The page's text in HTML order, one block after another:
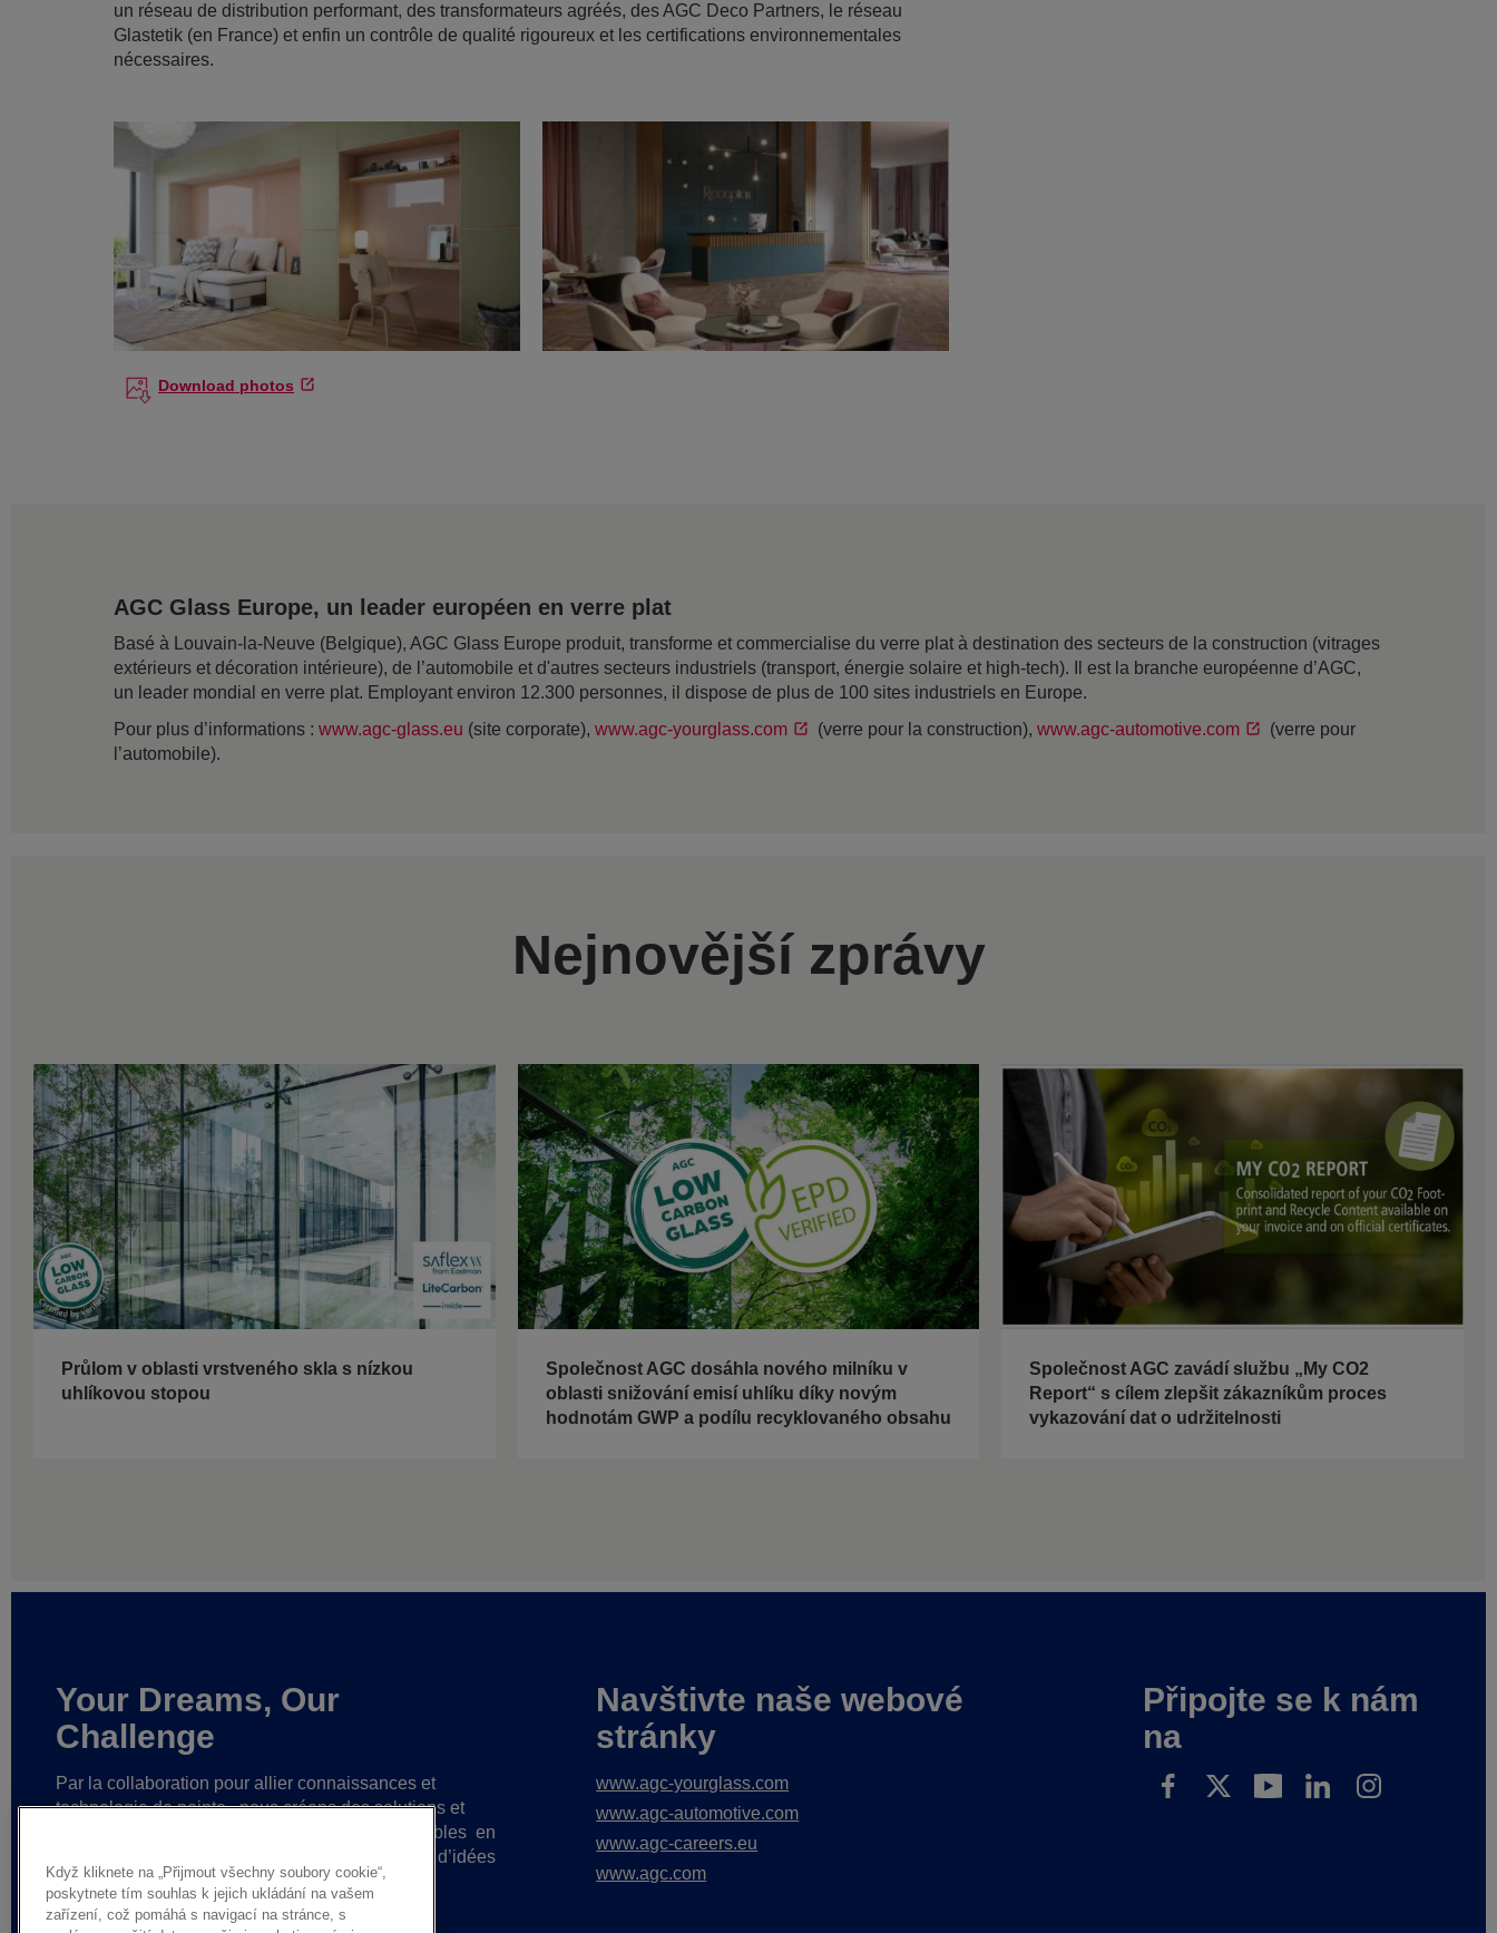
un réseau de distribution performant, des transformateurs agréés, des AGC Deco Partners, le réseau
Glastetik (en France) et enfin un contrôle de qualité rigoureux et les certifications environnementales
nécessaires.
Download photos
AGC Glass Europe, un leader européen en verre plat
Basé à Louvain-la-Neuve (Belgique), AGC Glass Europe produit, transforme et commercialise du verre plat à destination des secteurs de la construction (vitrages
extérieurs et décoration intérieure), de l’automobile et d'autres secteurs industriels (transport, énergie solaire et high-tech). Il est la branche européenne d’AGC,
un leader mondial en verre plat. Employant environ 12.300 personnes, il dispose de plus de 100 sites industriels en Europe.
Pour plus d’informations : www.agc-glass.eu (site corporate), www.agc-yourglass.com (verre pour la construction), www.agc-automotive.com
(verre pour
l’automobile).
Nejnovější zprávy
Průlom v oblasti vrstveného skla s nízkou
uhlíkovou stopou
Společnost AGC dosáhla nového milníku v
oblasti snižování emisí uhlíku díky novým
hodnotám GWP a podílu recyklovaného obsahu
Společnost AGC zavádí službu „My CO2
Report“ s cílem zlepšit zákazníkům proces
vykazování dat o udržitelnosti
Your Dreams, Our
Challenge
Par la collaboration pour allier connaissances et
technologie de pointe,nous créons des solutions et
matériaux uniques ainsi que des partenariats fiables en
et d’idées
toujours plus audacieuses.
Navštivte naše webové
stránky
www.agc-yourglass.com
www.agc-automotive.com
www.agc-careers.eu
www.agc.com
Připojte se k nám
na
Když kliknete na „Přijmout všechny soubory cookie“,
poskytnete tím souhlas k jejich ukládání na vašem
zařízení, což pomáhá s navigací na stránce, s